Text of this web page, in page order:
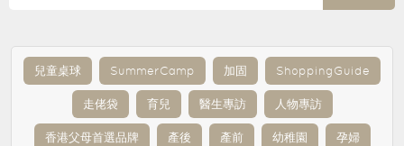
兒童桌球 SummerCamp 加固 ShoppingGuide
走佬袋 育兒 醫生專訪 人物專訪
香港父母首選品牌 產後 產前 幼稚園 孕婦